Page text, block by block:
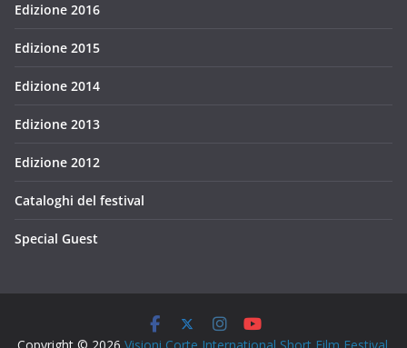
Edizione 2016
Edizione 2015
Edizione 2014
Edizione 2013
Edizione 2012
Cataloghi del festival
Special Guest